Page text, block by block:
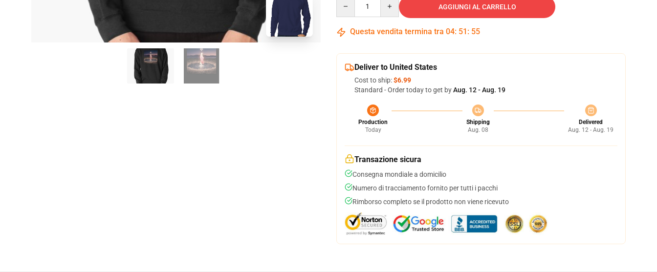
AGGIUNGI AL CARRELLO
Questa vendita termina tra 04: 51 : 54
Deliver to United States
Cost to ship:$6.99
Standard - Order today to get byAug. 12 - Aug. 19
Production
Today
Shipping
Aug. 08
Delivered
Aug. 12 - Aug. 19
Transazione sicura
Consegna mondiale a domicilio
Numero di tracciamento fornito per tutti i pacchi
Rimborso completo se il prodotto non viene ricevuto